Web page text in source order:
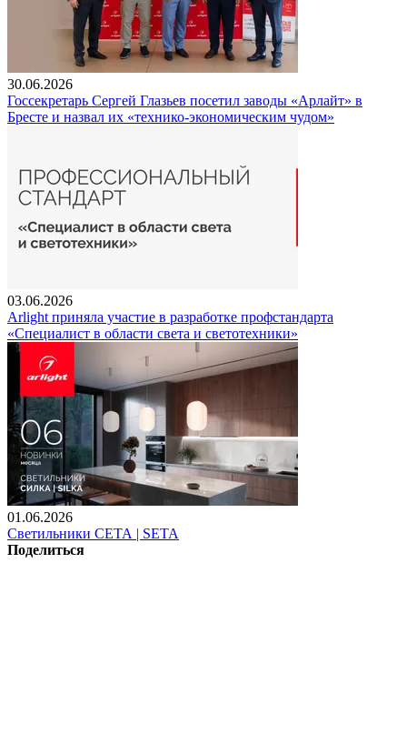
30.06.2026
Госсекретарь Сергей Глазьев посетил заводы «Арлайт» в
Бресте и назвал их «технико-экономическим чудом»
03.06.2026
Arlight приняла участие в разработке профстандарта
«Специалист в области света и светотехники»
01.06.2026
Светильники СЕТА | SETA
Поделиться